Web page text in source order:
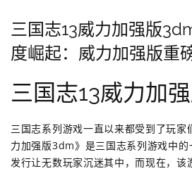
三国志13威力加强版
度崛起：威力加强版重
三国志13威力加
三国志系列游戏一直以来都受到了玩
力加强版3dm》是三国志系列游戏中
发行让无数玩家沉迷其中，而现在，该